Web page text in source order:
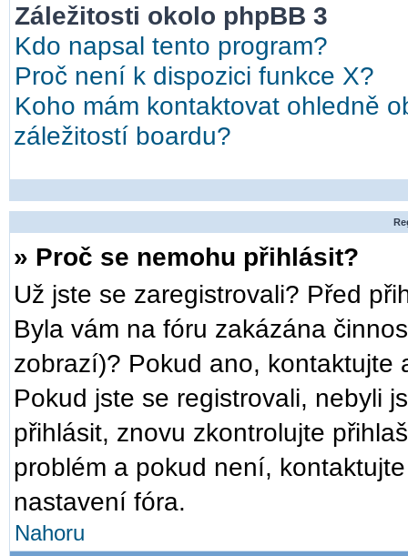
Záležitosti okolo phpBB 3
Kdo napsal tento program?
Proč není k dispozici funkce X?
Koho mám kontaktovat ohledně
záležitostí boardu?
» Proč se nemohu přihlásit?
Už jste se zaregistrovali? Před
Byla vám na fóru zakázána
zobrazí)? Pokud ano, kontaktujte
Pokud jste se registrovali, nebyli
přihlásit, znovu zkontrolujte
problém a pokud není,
nastavení fóra.
Nahoru